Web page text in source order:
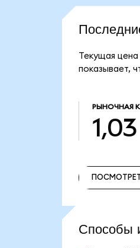
Текущая
показывает,
РЫНОЧНАЯ
Способы